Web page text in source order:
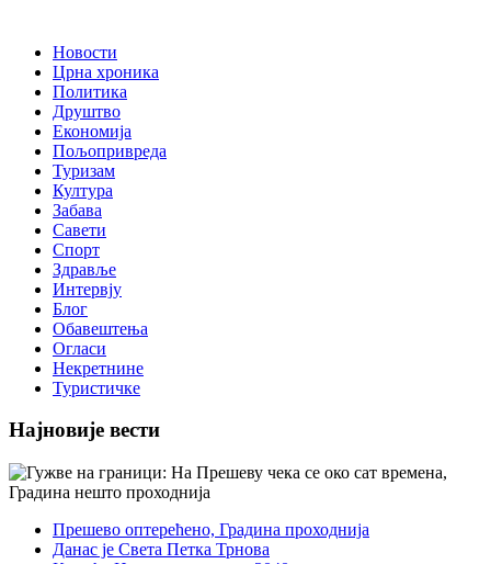
Новости
Црна хроника
Политика
Друштво
Економија
Пољопривреда
Туризам
Култура
Забава
Савети
Спорт
Здравље
Интервју
Блог
Обавештења
Огласи
Некретнине
Туристичке
Најновије вести
Прешево оптерећено, Градина проходнија
Данас је Света Петка Трнова